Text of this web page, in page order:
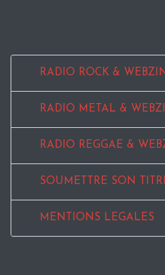
RADIO ROCK &
RADIO METAL &
RADIO REGGAE &
SOUMETTRE SON
MENTIONS LEGALES